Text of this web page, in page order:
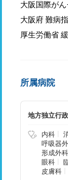
大阪国際が
大阪府 難病
厚生労働省
所属病院
地方独立行
内科
呼吸器
形成外科
眼科
皮膚科